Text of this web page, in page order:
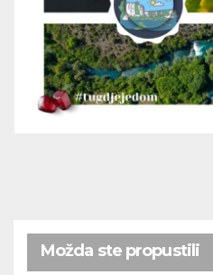
Možda ste propustili